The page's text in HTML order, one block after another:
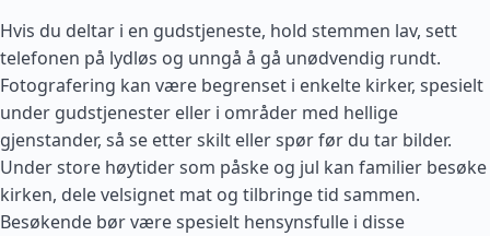
Hvis du deltar i en gudstjeneste, hold stemmen lav, sett
telefonen på lydløs og unngå å gå unødvendig rundt.
Fotografering kan være begrenset i enkelte kirker, spesielt
under gudstjenester eller i områder med hellige
gjenstander, så se etter skilt eller spør før du tar bilder.
Under store høytider som påske og jul kan familier besøke
kirken, dele velsignet mat og tilbringe tid sammen.
Besøkende bør være spesielt hensynsfulle i disse